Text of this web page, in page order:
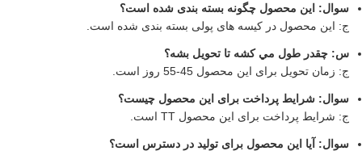
سوال: این محصول چگونه بسته بندی شده است؟
ج: این محصول در کیسه های پولی بسته بندی شده است.
س: چقدر طول مي کشه تا تحویل بشه؟
ج: زمان تحویل برای این محصول 45-55 روز است.
سوال: شرایط پرداخت برای این محصول چیست؟
ج: شرایط پرداخت برای این محصول TT است.
سوال: آیا این محصول برای تولید در دسترس است؟